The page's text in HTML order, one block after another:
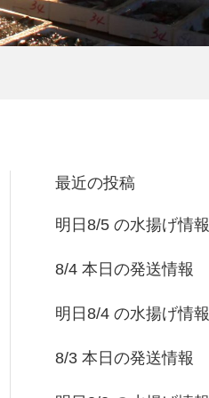
最近の投稿
明日8/5 の水揚げ情報
8/4 本日の発送情報
明日8/4 の水揚げ情報
8/3 本日の発送情報